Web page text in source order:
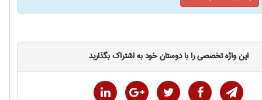
این واژه تخصصی را با دوستان خود به اشتراک بگذارید